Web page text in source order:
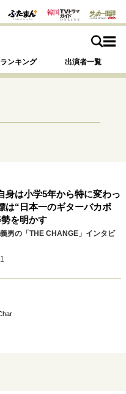
ランキング 出演者一覧
側
挫折からの再起
ナルの矜持
10代の挫折と原点
リアを拓く
身は小学5年から特に変わっ
は“日本一のギターバカボ
を明かす
男の「THE CHANGE」インタビ